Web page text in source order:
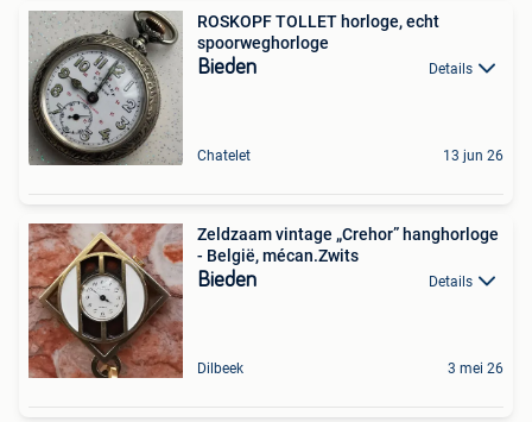
ROSKOPF TOLLET horloge, echt
spoorweghorloge
Bieden Details
Chatelet 13 jun 26
Zeldzaam vintage „Crehor” hanghorloge
- België, mécan.Zwits
Bieden Details
Dilbeek 3 mei 26